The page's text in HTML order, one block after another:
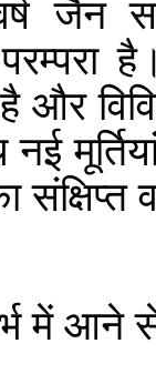
जैन
और
में आने